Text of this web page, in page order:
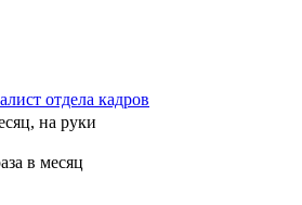
отдела кадров
на руки
в месяц